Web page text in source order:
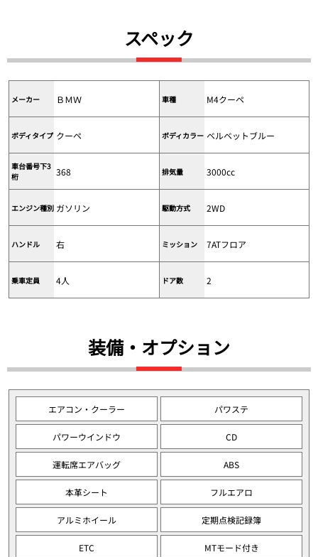
スペック
メーカー ＢＭＷ 車種 M4クーペ
ボディタイプ クーペ ボディカラー ベルベットブルー
車台番号下3
桁
368 排気量 3000cc
エンジン種別 ガソリン 駆動方式 2WD
ハンドル 右 ミッション 7ATフロア
乗車定員 4人 ドア数 2
装備・オプション
エアコン・クーラー パワステ
パワーウインドウ CD
運転席エアバッグ ABS
本革シート フルエアロ
アルミホイール 定期点検記録簿
ETC MTモード付き